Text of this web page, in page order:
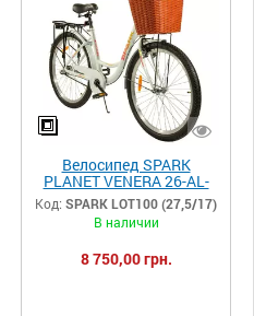
Велосипед SPARK
PLANET VENERA 26-AL-
17-ZV-D (планетарна)
білий,синій ,чорний
Код: SPARK LOT100 (27,5/17)
В наличии
8 750,00 грн.